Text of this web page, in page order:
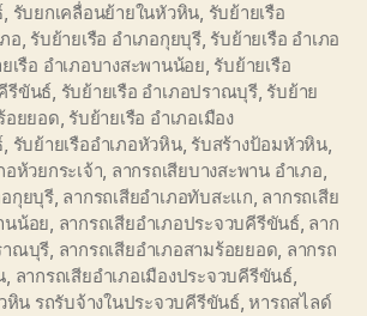
, รับยกเคลื่อนย้ายในหัวหิน, รับย้ายเรือ
อ, รับย้ายเรือ อำเภอกุยบุรี, รับย้ายเรือ อำเภอ
เรือ อำเภอบางสะพานน้อย, รับย้ายเรือ
รีขันธ์, รับย้ายเรือ อำเภอปราณบุรี, รับย้าย
อยยอด, รับย้ายเรือ อำเภอเมือง
, รับย้ายเรืออำเภอหัวหิน, รับสร้างป้อมหัวหิน,
อห้วยกระเจ้า, ลากรถเสียบางสะพาน อำเภอ,
อกุยบุรี, ลากรถเสียอำเภอทับสะแก, ลากรถเสีย
นน้อย, ลากรถเสียอำเภอประจวบคีรีขันธ์, ลาก
าณบุรี, ลากรถเสียอำเภอสามร้อยยอด, ลากรถ
, ลากรถเสียอำเภอเมืองประจวบคีรีขันธ์,
หิน รถรับจ้างในประจวบคีรีขันธ์,หารถสไลด์